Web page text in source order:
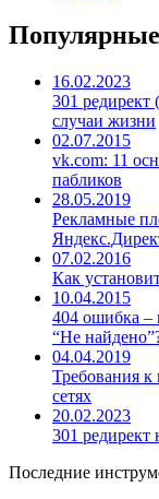
16.02.2023
301 редирект
случаи жизни
02.07.2015
vk.com: 11
пабликов
28.05.2019
Рекламные
07.02.2016
Как
10.04.2015
404 ошибка –
“Не
04.04.2019
Требования
сетях
20.02.2023
301 редирект
Последние